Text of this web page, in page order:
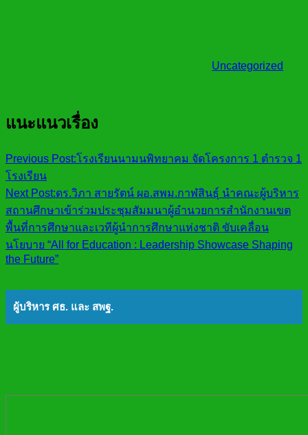
Uncategorized
แนะแนวเรื่อง
Previous Post:โรงเรียนนามนพิทยาคม จัดโครงการ 1 ตำรวจ 1
โรงเรียน
Next Post:ดร.วิภา สายรัตน์ ผอ.สพม.กาฬสินธุ์ นำคณะผู้บริหาร
สถานศึกษาเข้าร่วมประชุมสัมมนาผู้อำนวยการสำนักงานเขต
พื้นที่การศึกษาและเวทีผู้นำการศึกษาแห่งชาติ ขับเคลื่อน
นโยบาย “All for Education : Leadership Showcase Shaping
the Future”
ผู้บริหาร ศธ. และ สพฐ.